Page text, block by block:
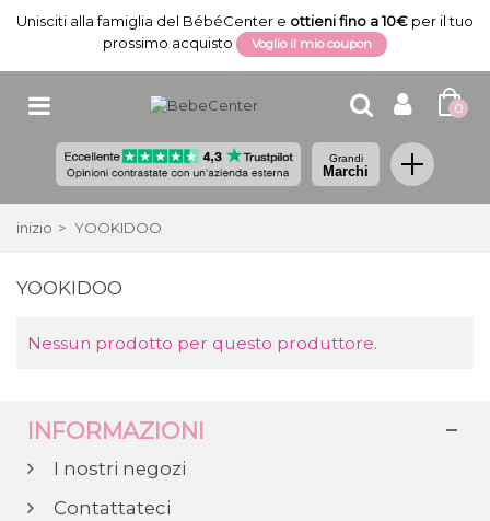
Unisciti alla famiglia del BébéCenter e ottieni fino a 10€ per il tuo
prossimo acquisto
Voglio il mio coupon
0
Grandi
Marchi
inizio > YOOKIDOO
YOOKIDOO
Nessun prodotto per questo produttore.
INFORMAZIONI
I nostri negozi
Contattateci